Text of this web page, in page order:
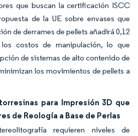
que buscan la certificación ISCC
de la UE sobre envases que
de derrames de pellets añadirá 0,12
costos de manipulación, lo que
de sistemas de alto contenido de
los movimientos de pellets a
para Impresión 3D que
de Reología a Base de Perlas
requieren niveles de